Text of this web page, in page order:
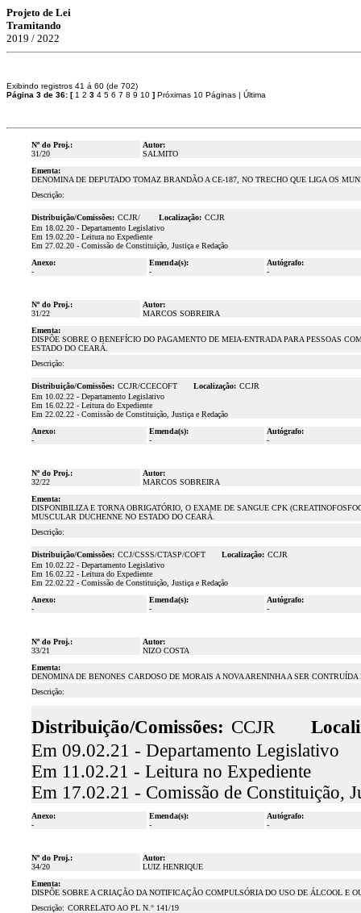
Projeto de Lei
Tramitando
2019 / 2022
Exibindo registros 41 á 60 (de 702)
Página 3 de 36: [ 1 2 3 4 5 6 7 8 9 10 ] Próximas 10 Páginas | Última
Nº do Proj.:
31/20
Autor:
SALMITO
Ementa:
DENOMINA DE DEPUTADO TOMAZ BRANDÃO A CE-187, NO TRECHO QUE LIGA OS
Descrição:
Distribuição/Comissões: CCJR/ Localização: CCJR
Em 18.02.20 - Departamento Legislativo
Em 19.02.20 - Leitura no Expediente
Em 27.02.20 - Comissão de Constituição, Justiça e Redação
Anexo:
-
Emenda(s):
-
Autógrafo:
-
Nº do Proj.:
31/22
Autor:
MARCOS SOBREIRA
Ementa:
DISPÕE SOBRE O BENEFÍCIO DO PAGAMENTO DE MEIA-ENTRADA PARA PESSOAS
ESTADO DO CEARÁ.
Descrição:
Distribuição/Comissões: CCJR/CCECOFT Localização: CCJR
Em 10.02.22 - Departamento Legislativo
Em 16.02.22 - Leitura do Expediente
Em 22.02.22 - Comissão de Constituição, Justiça e Redação
Anexo:
-
Emenda(s):
-
Autógrafo:
-
Nº do Proj.:
32/22
Autor:
MARCOS SOBREIRA
Ementa:
DISPONIBILIZA E TORNA OBRIGATÓRIO, O EXAME DE SANGUE CPK
MUSCULAR DUCHENNE NO ESTADO DO CEARÁ.
Descrição:
Distribuição/Comissões: CCJ/CSSS/CTASP/COFT Localização: CCJR
Em 10.02.22 - Departamento Legislativo
Em 16.02.22 - Leitura do Expediente
Em 22.02.22 - Comissão de Constituição, Justiça e Redação
Anexo:
-
Emenda(s):
-
Autógrafo:
-
Nº do Proj.:
33/21
Autor:
NIZO COSTA
Ementa:
DENOMINA DE BENONES CARDOSO DE MORAIS A NOVA ARENINHA A SER
Descrição:
Distribuição/Comissões: CCJR
Em 09.02.21 - Departamento Legislativo
Em 11.02.21 - Leitura no Expediente
Em 17.02.21 - Comissão de Constituição,
Anexo:
-
Emenda(s):
-
Autógrafo:
-
Nº do Proj.:
34/20
Autor:
LUIZ HENRIQUE
Ementa:
DISPÕE SOBRE A CRIAÇÃO DA NOTIFICAÇÃO COMPULSÓRIA DO USO DE ÁLCOOL E
Descrição: CORRELATO AO PL N.° 141/19